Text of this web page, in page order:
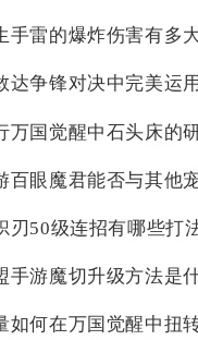
手雷的爆炸伤害有多
万国觉醒中石头床的
手游魔切升级方法是
如何在万国觉醒中扭